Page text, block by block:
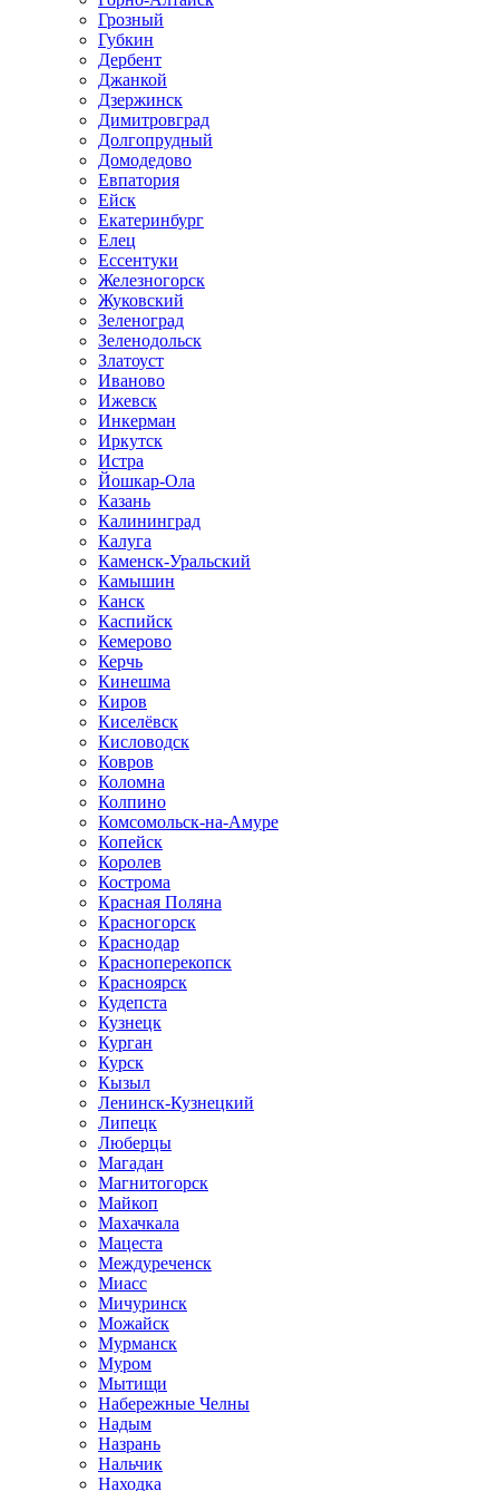
Грозный
Губкин
Дербент
Джанкой
Дзержинск
Димитровград
Долгопрудный
Домодедово
Евпатория
Ейск
Екатеринбург
Елец
Ессентуки
Железногорск
Жуковский
Зеленоград
Зеленодольск
Златоуст
Иваново
Ижевск
Инкерман
Иркутск
Истра
Йошкар-Ола
Казань
Калининград
Калуга
Каменск-Уральский
Камышин
Канск
Каспийск
Кемерово
Керчь
Кинешма
Киров
Киселёвск
Кисловодск
Ковров
Коломна
Колпино
Комсомольск-на-Амуре
Копейск
Королев
Кострома
Красная Поляна
Красногорск
Краснодар
Красноперекопск
Красноярск
Кудепста
Кузнецк
Курган
Курск
Кызыл
Ленинск-Кузнецкий
Липецк
Люберцы
Магадан
Магнитогорск
Майкоп
Махачкала
Мацеста
Междуреченск
Миасс
Мичуринск
Можайск
Мурманск
Муром
Мытищи
Набережные Челны
Надым
Назрань
Нальчик
Находка